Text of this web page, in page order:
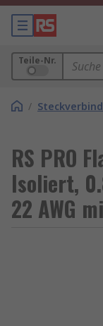
Teile-Nr.
/
RS PRO
Isoliert,
22 AWG